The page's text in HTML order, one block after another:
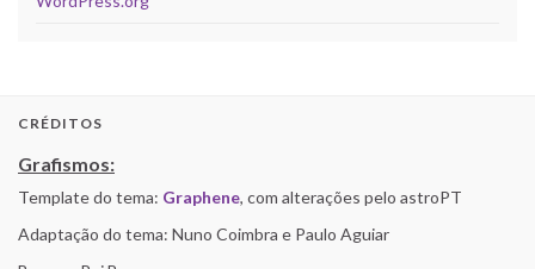
CRÉDITOS
Grafismos:
Template do tema: Graphene, com alterações pelo astroPT
Adaptação do tema: Nuno Coimbra e Paulo Aguiar